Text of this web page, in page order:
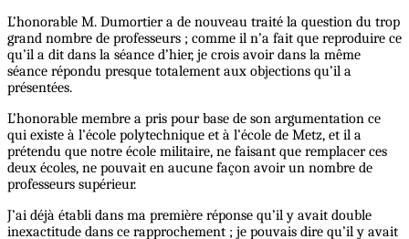
L’honorable M. Dumortier a de nouveau traité la question du trop
grand nombre de professeurs ; comme il n’a fait que reproduire ce
qu’il a dit dans la séance d’hier, je crois avoir dans la même
séance répondu presque totalement aux objections qu’il a
présentées.
L’honorable membre a pris pour base de son argumentation ce
qui existe à l’école polytechnique et à l’école de Metz, et il a
prétendu que notre école militaire, ne faisant que remplacer ces
deux écoles, ne pouvait en aucune façon avoir un nombre de
professeurs supérieur.
J’ai déjà établi dans ma première réponse qu’il y avait double
inexactitude dans ce rapprochement ; je pouvais dire qu’il y avait